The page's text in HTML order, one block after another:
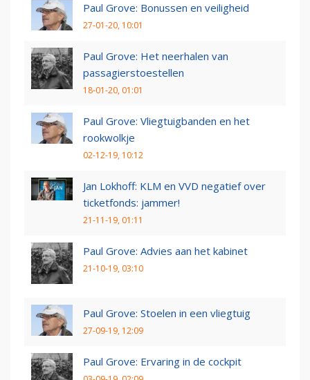
Paul Grove: Bonussen en veiligheid
27-01-20, 10:01
Paul Grove: Het neerhalen van
passagierstoestellen
18-01-20, 01:01
Paul Grove: Vliegtuigbanden en het
rookwolkje
02-12-19, 10:12
Jan Lokhoff: KLM en VVD negatief over
ticketfonds: jammer!
21-11-19, 01:11
Paul Grove: Advies aan het kabinet
21-10-19, 03:10
Paul Grove: Stoelen in een vliegtuig
27-09-19, 12:09
Paul Grove: Ervaring in de cockpit